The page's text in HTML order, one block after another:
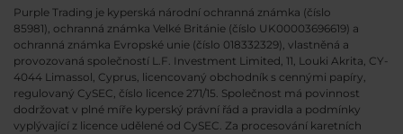
Purple Trading je kyperská národní ochranná známka (číslo
85981), ochranná známka Velké Británie (číslo UK00003696619) a
ochranná známka Evropské unie (číslo 018332329), vlastněná a
provozovaná společností L.F. Investment Limited, 11, Louki Akrita, CY-
4044 Limassol, Cyprus, licencovaný obchodník s cennými papíry,
regulovaný CySEC, číslo licence 271/15. Společnost má povinnost
dodržovat v plné míře kyperský právní řád a pravidla a podmínky
vyplývající z licence udělené od CySEC. Za procesování karetních